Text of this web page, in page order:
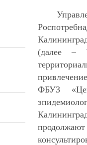
(далее –
ФБУЗ